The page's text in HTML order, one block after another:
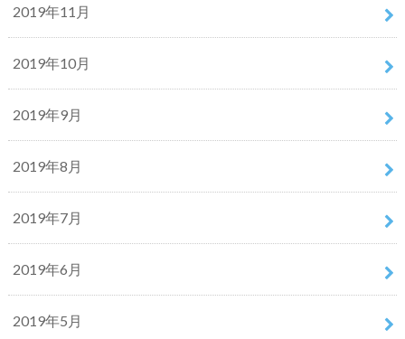
2019年11月
2019年10月
2019年9月
2019年8月
2019年7月
2019年6月
2019年5月